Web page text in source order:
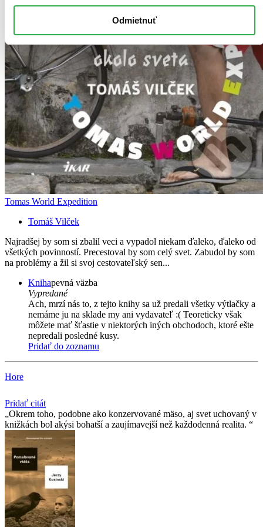
Odmietnuť
Tomas World Expedition
Tomáš Vilček
Najradšej by som si zbalil veci a vypadol niekam ďaleko, ďaleko od
všetkých povinností. Precestoval by som celý svet. Zabudol by som
na problémy a žil si svoj cestovateľský sen...
Knihapevná väzba
Vypredané
Ach, mrzí nás to, z tejto knihy sa už predali všetky výtlačky a
nemáme ju na sklade my ani vydavateľ :( Teoreticky však
môžete mať šťastie v niektorých iných obchodoch, ktoré ešte
nepredali posledné kusy.
Pridať do zoznamu
Hore
Pridať citát
Okrem toho, podobne ako konzervované mäso, aj svet uchovaný v
knižkách bol akýsi bohatší a zaujímavejší než každodenná realita.